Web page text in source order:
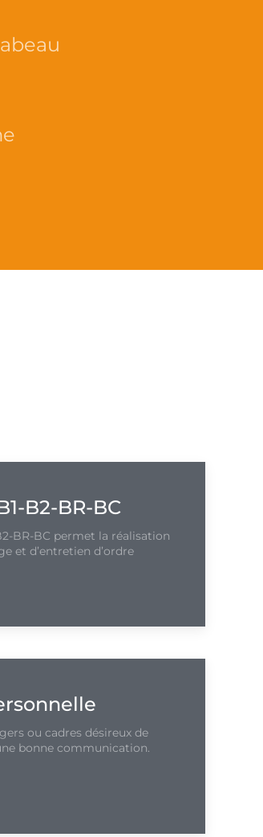
B2-BR-BC
BR-BC permet la réalisation
et d’entretien d’ordre
ou cadres désireux de
bonne communication.